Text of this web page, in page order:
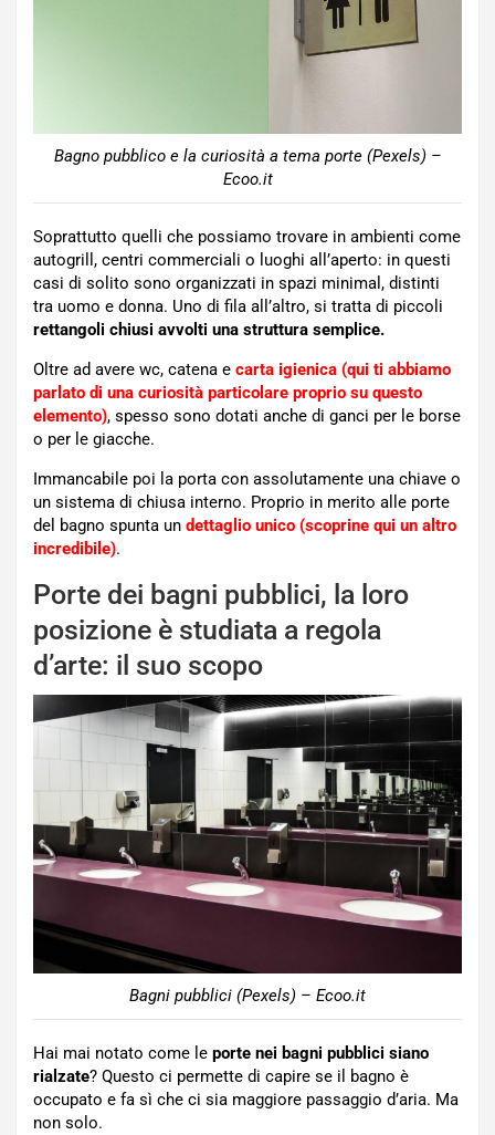
Bagno pubblico e la curiosità a tema porte (Pexels) –
Ecoo.it
Soprattutto quelli che possiamo trovare in ambienti come
autogrill, centri commerciali o luoghi all’aperto: in questi
casi di solito sono organizzati in spazi minimal, distinti
tra uomo e donna. Uno di fila all’altro, si tratta di piccoli
rettangoli chiusi avvolti una struttura semplice.
Oltre ad avere wc, catena e carta igienica (qui ti abbiamo
parlato di una curiosità particolare proprio su questo
elemento), spesso sono dotati anche di ganci per le borse
o per le giacche.
Immancabile poi la porta con assolutamente una chiave o
un sistema di chiusa interno. Proprio in merito alle porte
del bagno spunta un dettaglio unico (scoprine qui un altro
incredibile).
Porte dei bagni pubblici, la loro
posizione è studiata a regola
d’arte: il suo scopo
Bagni pubblici (Pexels) – Ecoo.it
Hai mai notato come le porte nei bagni pubblici siano
rialzate? Questo ci permette di capire se il bagno è
occupato e fa sì che ci sia maggiore passaggio d’aria. Ma
non solo.